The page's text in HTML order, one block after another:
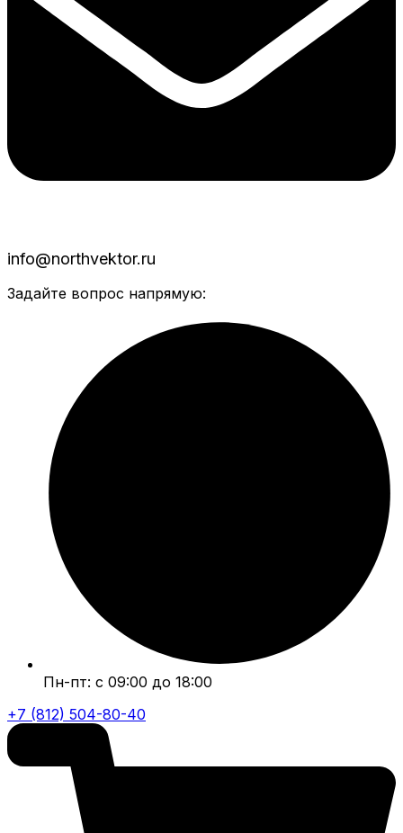
info@northvektor.ru
Задайте вопрос напрямую:
Пн-пт: с 09:00 до 18:00
+7 (812) 504-80-40